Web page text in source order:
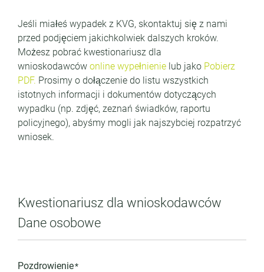
Jeśli miałeś wypadek z KVG, skontaktuj się z nami
przed podjęciem jakichkolwiek dalszych kroków.
Możesz pobrać kwestionariusz dla
wnioskodawców online wypełnienie lub jako Pobierz
PDF. Prosimy o dołączenie do listu wszystkich
istotnych informacji i dokumentów dotyczących
wypadku (np. zdjęć, zeznań świadków, raportu
policyjnego), abyśmy mogli jak najszybciej rozpatrzyć
wniosek.
Kwestionariusz dla wnioskodawców
Dane osobowe
Pozdrowienie*